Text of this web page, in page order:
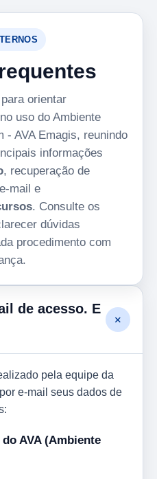
orientar
uso do Ambiente
- AVA Emagis, reunindo
informações
, recuperação de
mail e
. Consulte os
dúvidas
procedimento com
de acesso. E
+
pela equipe da
e-mail seus dados de
AVA (Ambiente